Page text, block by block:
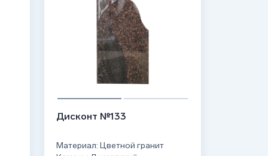
Дисконт №133
Материал: Цветной гранит